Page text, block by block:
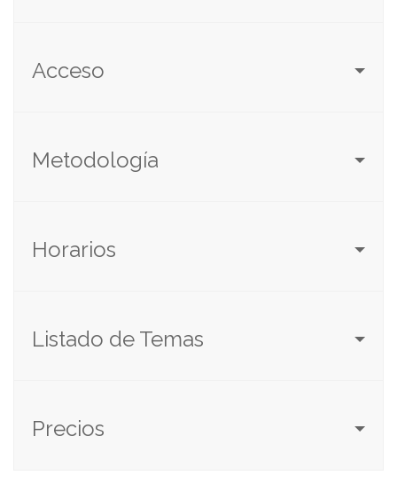
Acceso
Metodología
Horarios
Listado de Temas
Precios